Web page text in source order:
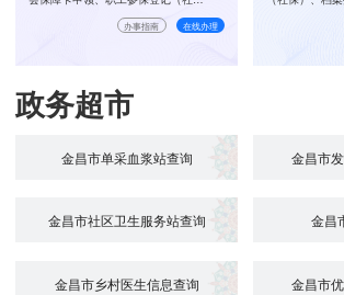
保）、单位就业登记、住房公积金个人
办事指南 在线办理
政务超市
金昌市单采血浆站查询 金昌市
金昌市社区卫生服务站查询 金昌
金昌市乡村医生信息查询 金昌市